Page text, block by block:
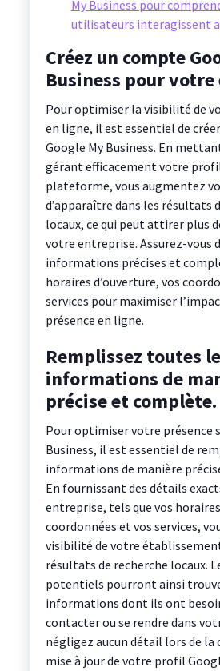
My Business pour
utilisateurs interagissent
Créez un compte
Business pour
Pour optimiser la visibilité de
en ligne, il est essentiel de
Google My Business. En
gérant efficacement votre
plateforme, vous augmentez
d’apparaître dans les résultats
locaux, ce qui peut attirer plus
votre entreprise. Assurez-vous
informations précises et
horaires d’ouverture, vos
services pour maximiser
présence en ligne.
Remplissez toutes
informations de
précise et complète.
Pour optimiser votre présence
Business, il est essentiel de
informations de manière
En fournissant des détails
entreprise, tels que vos
coordonnées et vos services,
visibilité de votre
résultats de recherche locaux.
potentiels pourront ainsi
informations dont ils ont
contacter ou se rendre dans
négligez aucun détail lors de la
mise à jour de votre profil